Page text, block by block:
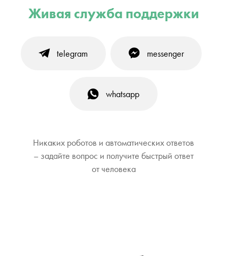
Живая служба поддержки
telegram messenger
whatsapp
Никаких роботов и автоматических ответов
– задайте вопрос и получите быстрый ответ
от человека